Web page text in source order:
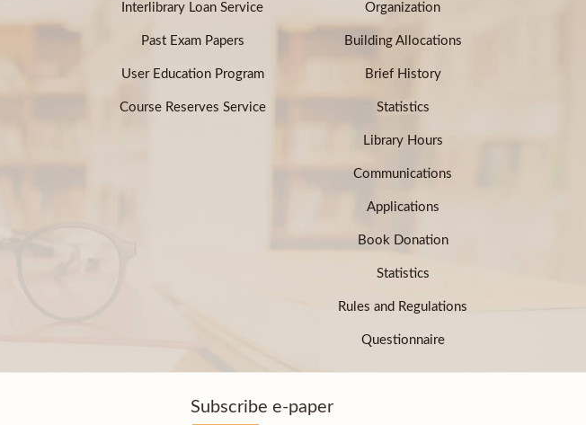
Interlibrary Loan Service
Past Exam Papers
User Education Program
Course Reserves Service
Organization
Building Allocations
Brief History
Statistics
Library Hours
Communications
Applications
Book Donation
Statistics
Rules and Regulations
Questionnaire
Subscribe e-paper